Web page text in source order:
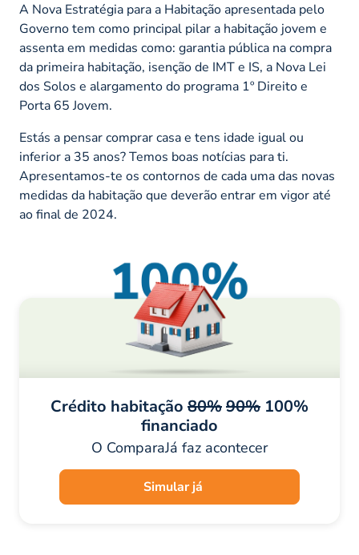
A Nova Estratégia para a Habitação apresentada pelo
Governo tem como principal pilar a habitação jovem e
assenta em medidas como: garantia pública na compra
da primeira habitação, isenção de IMT e IS, a Nova Lei
dos Solos e alargamento do programa 1º Direito e
Porta 65 Jovem.
Estás a pensar comprar casa e tens idade igual ou
inferior a 35 anos? Temos boas notícias para ti.
Apresentamos-te os contornos de cada uma das novas
medidas da habitação que deverão entrar em vigor até
ao final de 2024.
Crédito habitação 80%90% 100%
financiado
O ComparaJá faz acontecer
Simular já